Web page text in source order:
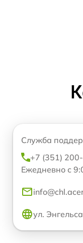
Служба
+7 (351)
Ежедневно с
ул.